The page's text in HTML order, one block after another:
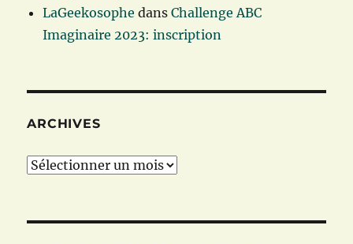
LaGeekosophe dansChallenge ABC
Imaginaire 2023: inscription
ARCHIVES
Archives